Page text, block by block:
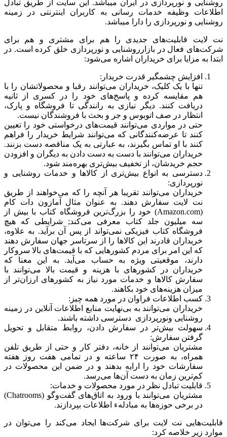
روشنایی و نورپردازی در ایران میباشد. این سایت از طریق تبادل
اطلاعات وظیفه خدمات رسانی به کاربران اینترنتی در زمینه
روشنایی و نورپردازی را دارا میباشد.
نت لایت قابلیت‌های جدیدی را هم برای مشتری و هم برای
شرکت‌های فعال در بازارروشنایی و نورپردازی خلق کرده است. در
ابتدا به مزایا برای خریداران اشاره می‌شود:
افزایش چشمگیر قدرت خریدار:
تنها با یک کلیک، خریداران می‌توانند رقبا و محصولاتشان را با
هم مقایسه کرده و پاسخ‌های خود را در کسری از ثانیه
دریافت کنند. دیگر نیازی به رانندگی تا فروشگاه و پارک،
انتظار در صف اتوبوس و جر و بحث با فروشندگان نیست.
حتی در مواردی می‌توانند قیمت‌های درخواستی خود را تعیین
کنند تا عرضه‌کنندگانی که می‌توانند شرایط خریدار را فراهم
کنند با او تماس بگیرند، به عبارتی به یک مناقصه دست بزنند.
خریداران می‌توانند با دست به دست دادن به دیگران و افزودن
حجم خریدشان، از تخفیف بیش‌تری بهره‌مند شود.
دسترسی به انواع بیش‌تری از کالاها و خدمات روشنایی و
نورپردازی:
خریداران می‌توانند تقریبا هر آنچه را که می‌خواهند از طریق
نت لایت سفارش دهند. به عنوان مثال آمازون دات کام
(Amazon.com) خود را بزرگ‌ترین فروشگاه کتاب با بیش از
سه میلیون جلد کتاب معرفی می‌کند; شرایطی که هیچ
فروشگاه کتاب فیزیکی نمی‌تواند از پس آن برآید. به علاوه،
خریداران قادرند این کالاها را از سرتاسر جهان سفارش دهند
که این امر برای مردم کشورهایی که با قیمت‌های بالا سروکار
دارند، موقعیتی ویژه به حساب می‌آید. به این معنا که
خریداران در کشورهای با هزینه و قیمت بالا می‌توانند با
سفارش کالاها و خدمات مورد نیاز به کشورهای ارزا‌ن‌تر از
میزان هزینه‌های خود بکاهند.
کسب اطلاعات فراوان در مورد همه چیز:
خریداران می‌توانند به بی‌نهایت منابع اطلاعات آنلاین در زمینه
روشنایی ونورپردازی دسترسی داشته باشند.
سهولت بیش‌تر در سفارش دادن، روابط متقابل و تحویل
گرفتن سفارش:
مشتریان می‌توانند از خانه، دفتر کار و حتی از طریق تلفن
همراه، به صورت ۲۴ ساعته و در تمامی هفت روز هفته
سفارشات خود را ارایه بدهند و در ضمن این محصولات در
کم‌ترین زمان به دست آن‌ها می‌رسد.
قابلیت تبادل نظر در مورد محصولات و خدمات:
مشتریان می‌توانند با ورود به اتاق‌های گفت‌وگو (Chatrooms)
در برخی حوزه‌ها به مبادلهء اطلاعات بپردازند.
قابلیت‌هایی نت لایت برای شرکت‌ها ایجاد می‌کند را می‌توان در
موارد زیر خلاصه کرد: